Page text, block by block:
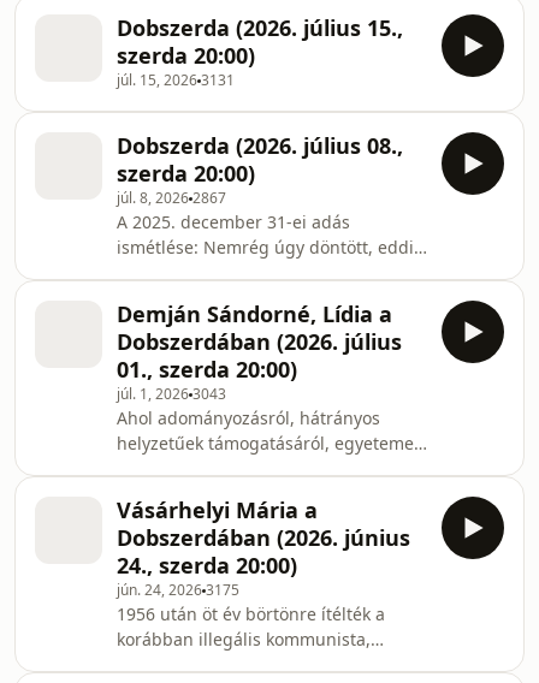
Dobszerda (2026. július 15.,
szerda 20:00)
júl. 15, 20263131
Dobszerda (2026. július 08.,
szerda 20:00)
júl. 8, 20262867
A 2025. december 31-ei adás
ismétlése: Nemrég úgy döntött, eddig
tovább rendezői és színi igazgatói
munkáját. Pedig ez volt a sok más
tevékenysége mellett a legfontosabb
számára. A rendezés mellett színész,
író, publicista, tanár, humorista, tévés
műsorvezető, a kortárs magyar
kulturális élet egyik markáns és
sokoldalú ala
Demján Sándorné, Lídia a
Dobszerdában (2026. július
01., szerda 20:00)
júl. 1, 20263043
Ahol adományozásról, hátrányos
helyzetűek támogatásáról, egyetemek,
emellett a kultúra kiemelkedő
szereplőinek megjutalmazásáról van
szó, ő mindig jelen van. Így őrzi néhai
férje, Demján Sándor, állami díjas
magyar üzletember, közgazdász az
első magyar magántulajdonban lévő
kereskedelmi bank, alapítója majd a
Vásárhelyi Mária a
Dobszerdában (2026. június
24., szerda 20:00)
jún. 24, 20263175
1956 után öt év börtönre ítélték a
korábban illegális kommunista,